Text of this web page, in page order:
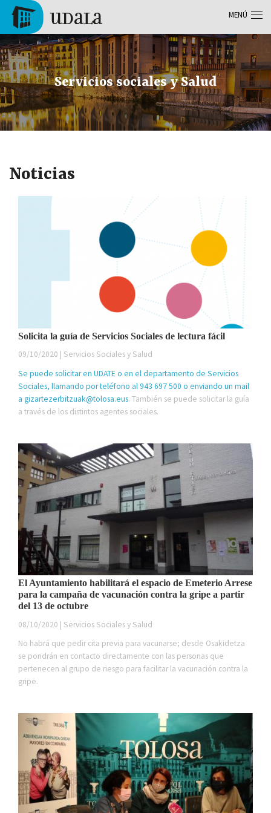
Pasar al contenido principal
Tolosa
Servicios sociales y Salud
Noticias
Solicita la guía de Servicios Sociales de lectura fácil
09/10/2020 | Servicios Sociales y Salud
Se puede solicitar en UDATE o en el departamento de Servicios
Sociales, llamando por teléfono al 943 697 500 o enviando un mail
a gizartezerbitzuak@tolosa.eus. También se puede solicitar la guía
a través de los distintos agentes sociales.
El Ayuntamiento habilitará el espacio de Emeterio Arrese
para la campaña de vacunación contra la gripe a partir
del 13 de octubre
08/10/2020 | Servicios Sociales y Salud
No habrá que pedir cita previa para vacunarse; desde Osakidetza
se pondrán en contacto directamente con las personas que
pertenecen al grupo de riesgo para facilitar la vacunación contra la
gripe.
MENÚ